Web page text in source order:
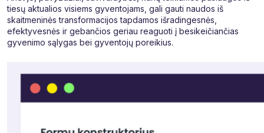
tiesų aktualios visiems gyventojams, gali gauti naudos iš
skaitmeninės transformacijos tapdamos išradingesnės,
efektyvesnės ir gebančios geriau reaguoti į besikeičiančias
gyvenimo sąlygas bei gyventojų poreikius.